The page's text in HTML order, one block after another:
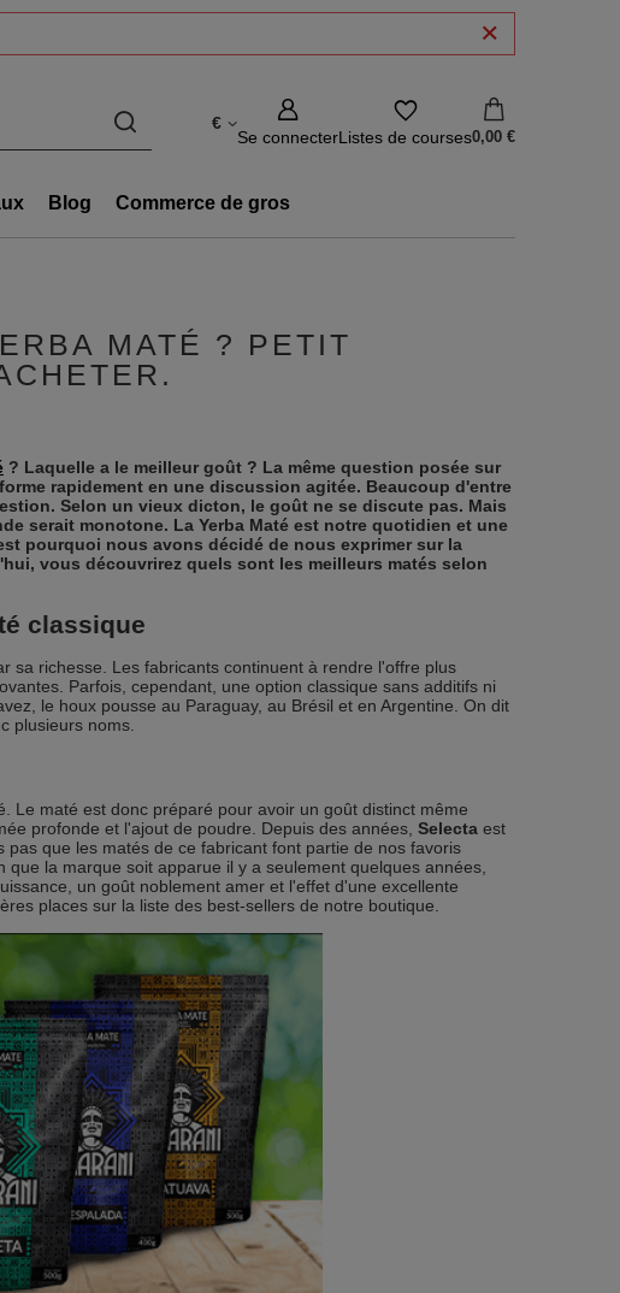
€
Se connecterListes de courses0,00 €
Blog Commerce de gros
MATÉ ? PETIT
? Laquelle a le meilleur goût ? La même question posée sur
rapidement en une discussion agitée. Beaucoup d'entre
Selon un vieux dicton, le goût ne se discute pas. Mais
serait monotone. La Yerba Maté est notre quotidien et une
pourquoi nous avons décidé de nous exprimer sur la
vous découvrirez quels sont les meilleurs matés selon
classique
sa richesse. Les fabricants continuent à rendre l'offre plus
Parfois, cependant, une option classique sans additifs ni
le houx pousse au Paraguay, au Brésil et en Argentine. On dit
plusieurs noms.
Le maté est donc préparé pour avoir un goût distinct même
profonde et l'ajout de poudre. Depuis des années, Selecta est
que les matés de ce fabricant font partie de nos favoris
que la marque soit apparue il y a seulement quelques années,
un goût noblement amer et l'effet d'une excellente
places sur la liste des best-sellers de notre boutique.